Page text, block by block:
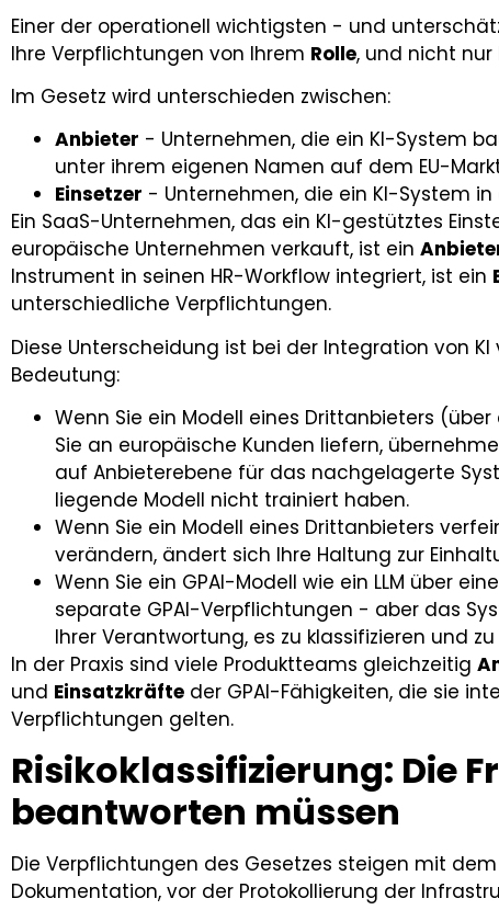
Einer der operationell wichtigsten - und
Ihre Verpflichtungen von Ihrem Rolle, und nicht nur
Im Gesetz wird unterschieden zwischen:
Anbieter - Unternehmen, die ein KI-System
unter ihrem eigenen Namen auf dem EU-
Einsetzer - Unternehmen, die ein KI-System
Ein SaaS-Unternehmen, das ein KI-gestütztes
europäische Unternehmen verkauft, ist ein
Instrument in seinen HR-Workflow integriert, ist ein
unterschiedliche Verpflichtungen.
Diese Unterscheidung ist bei der Integration von
Bedeutung:
Wenn Sie ein Modell eines Drittanbieters
Sie an europäische Kunden liefern,
auf Anbieterebene für das nachgelagerte
liegende Modell nicht trainiert haben.
Wenn Sie ein Modell eines Drittanbieters
verändern, ändert sich Ihre Haltung zur
Wenn Sie ein GPAI-Modell wie ein LLM über
separate GPAI-Verpflichtungen - aber das
Ihrer Verantwortung, es zu klassifizieren und
In der Praxis sind viele Produktteams gleichzeitig
und Einsatzkräfte der GPAI-Fähigkeiten, die sie
Verpflichtungen gelten.
Risikoklassifizierung: Die
beantworten müssen
Die Verpflichtungen des Gesetzes steigen mit
Dokumentation, vor der Protokollierung der